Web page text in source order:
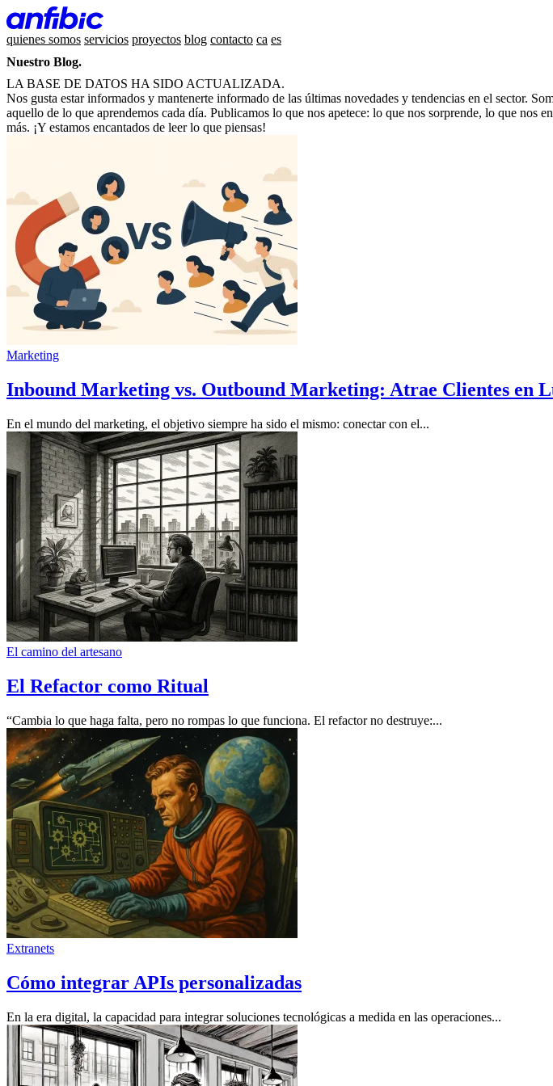
quienes somos servicios proyectos blog contacto ca es
Nuestro Blog.
LA BASE DE DATOS HA SIDO ACTUALIZADA.
Nos gusta estar informados y mantenerte informado de las últimas novedades y tendencias en el sector.
aquello de lo que aprendemos cada día. Publicamos lo que nos apetece: lo que nos sorprende, lo que
más. ¡Y estamos encantados de leer lo que piensas!
Marketing
Inbound Marketing vs. Outbound Marketing: Atrae Clientes en
En el mundo del marketing, el objetivo siempre ha sido el mismo: conectar con el...
El camino del artesano
El Refactor como Ritual
“Cambia lo que haga falta, pero no rompas lo que funciona. El refactor no destruye:...
Extranets
Cómo integrar APIs personalizadas
En la era digital, la capacidad para integrar soluciones tecnológicas a medida en las operaciones...